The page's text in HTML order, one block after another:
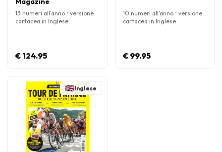
13 numeri all'anno • versione
cartacea in Inglese
€ 124.95
10 numeri all'anno • versione
cartacea in Inglese
€ 99.95
Inglese